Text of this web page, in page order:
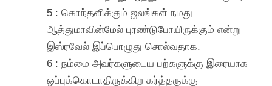
5 : கொந்தளிக்கும் ஜலங்கள் நமது
ஆத்துமாவின்மேல் புரண்டுபோயிருக்கும் என்று
இஸ்ரவேல் இப்பொழுது சொல்வதாக.
6 : நம்மை அவர்களுடைய பற்களுக்கு இரையாக
ஒப்புக்கொடாதிருக்கிற கர்த்தருக்கு